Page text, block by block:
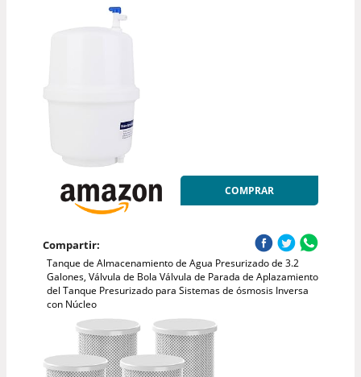
COMPRAR
Compartir:
Tanque de Almacenamiento de Agua Presurizado de 3.2
Galones, Válvula de Bola Válvula de Parada de Aplazamiento
del Tanque Presurizado para Sistemas de ósmosis Inversa
con Núcleo